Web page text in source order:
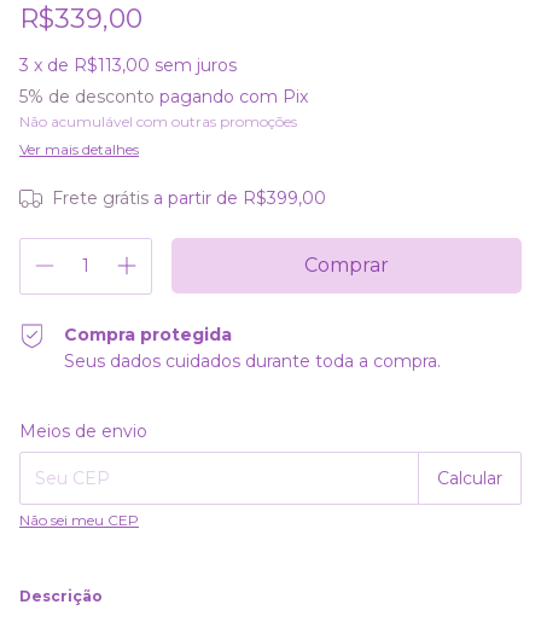
R$339,00
3 x de R$113,00 sem juros
5% de desconto pagando com Pix
Não acumulável com outras promoções
Ver mais detalhes
Frete grátis a partir de R$399,00
Compra protegida
Seus dados cuidados durante toda a compra.
Entregas para o CEP:
Meios de envio
Calcular
Não sei meu CEP
Descrição